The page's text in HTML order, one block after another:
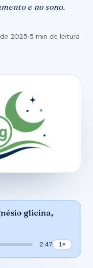
e no sono.
2025 5 min de leitura
glicina,
2:47
1×